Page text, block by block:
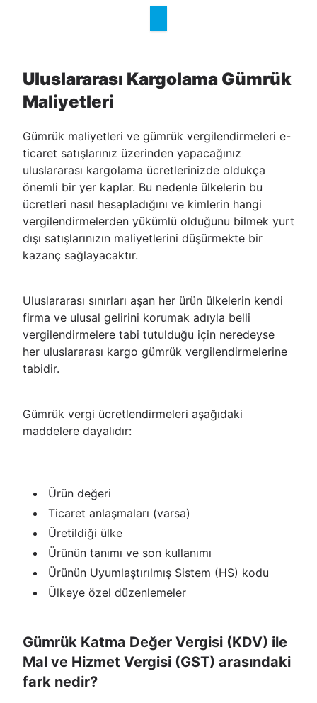
Uluslararası Kargolama Gümrük
Maliyetleri
Gümrük maliyetleri ve gümrük vergilendirmeleri e-
ticaret satışlarınız üzerinden yapacağınız
uluslararası kargolama ücretlerinizde oldukça
önemli bir yer kaplar. Bu nedenle ülkelerin bu
ücretleri nasıl hesapladığını ve kimlerin hangi
vergilendirmelerden yükümlü olduğunu bilmek yurt
dışı satışlarınızın maliyetlerini düşürmekte bir
kazanç sağlayacaktır.
Uluslararası sınırları aşan her ürün ülkelerin kendi
firma ve ulusal gelirini korumak adıyla belli
vergilendirmelere tabi tutulduğu için neredeyse
her uluslararası kargo gümrük vergilendirmelerine
tabidir.
Gümrük vergi ücretlendirmeleri aşağıdaki
maddelere dayalıdır:
Ürün değeri
Ticaret anlaşmaları (varsa)
Üretildiği ülke
Ürünün tanımı ve son kullanımı
Ürünün Uyumlaştırılmış Sistem (HS) kodu
Ülkeye özel düzenlemeler
Gümrük Katma Değer Vergisi (KDV) ile
Mal ve Hizmet Vergisi (GST) arasındaki
fark nedir?